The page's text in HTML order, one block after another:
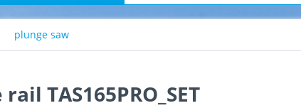
plunge saw
TAS165PRO_SET